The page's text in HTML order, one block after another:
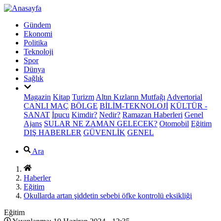
Gündem
Ekonomi
Politika
Teknoloji
Spor
Dünya
Sağlık
Magazin Kitap Turizm Altın Kızların Mutfağı Advertorial
CANLI MAÇ BÖLGE BİLİM-TEKNOLOJİ KÜLTÜR -
SANAT İpucu Kimdir? Nedir? Ramazan Haberleri Genel
Ajans SULAR NE ZAMAN GELECEK? Otomobil Eğitim
DIŞ HABERLER GÜVENLİK GENEL
Ara
Haberler
Eğitim
Okullarda artan şiddetin sebebi öfke kontrolü eksikliği
Eğitim